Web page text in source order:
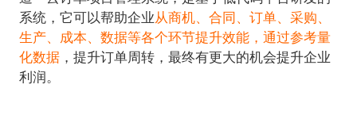
系统，它可以帮助企业从商机、合同、订单、采购、
生产、成本、数据等各个环节提升效能，通过参考量
化数据，提升订单周转，最终有更大的机会提升企业
利润。